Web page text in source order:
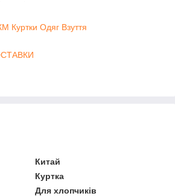
Куртки Одяг Взуття
Китай
Куртка
Для хлопчиків